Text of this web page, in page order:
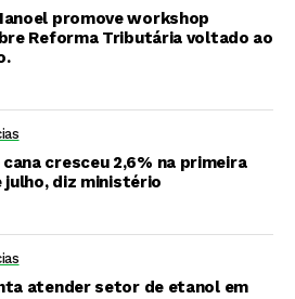
promove workshop
Reforma Tributária voltado ao
cresceu 2,6% na primeira
julho, diz ministério
atender setor de etanol em